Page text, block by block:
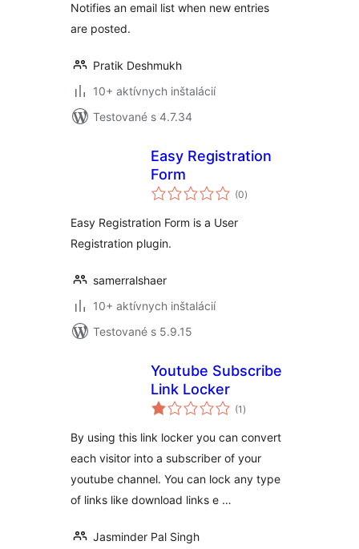
Notifies an email list when new entries
are posted.
Pratik Deshmukh
10+ aktívnych inštalácií
Testované s 4.7.34
Easy Registration
Form
(0celkové
hodnotenie
)
Easy Registration Form is a User
Registration plugin.
samerralshaer
10+ aktívnych inštalácií
Testované s 5.9.15
Youtube Subscribe
Link Locker
(1 celkové
hodnotenie
)
By using this link locker you can convert
each visitor into a subscriber of your
youtube channel. You can lock any type
of links like download links e …
Jasminder Pal Singh